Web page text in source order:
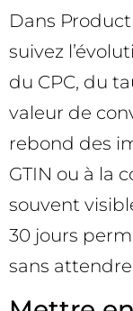
Dans
suivez
du CPC, du
valeur de
rebond des
GTIN ou à la
souvent
30 jours
sans